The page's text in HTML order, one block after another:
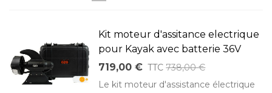
Kit moteur d'assitance electrique
pour Kayak avec batterie 36V
719,00 € TTC 738,00 €
Le kit moteur d'assistance électrique